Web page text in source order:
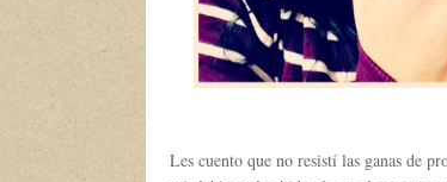
Les cuento que no resistí las ganas de